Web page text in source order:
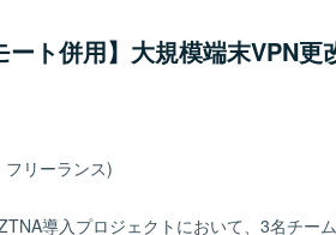
やID管理に関する知識とスキルを総合的
します。
ダーや関連部署など各ステークホルダーと
また、プロジェクトにおけるリーダー/サ
術的な専門性に加え、
の丁寧なコミュニケーションができる方
ードしながら、責任感を持ってプロジェ
め、社会的インパクトの大きいプロジェ
から設計・構築・移行まで一連の工程に携
く深く積むことができます。 【開発環境】
、GSS等）およびオンプレミスと各種クラ
ート併用】大規模端末VPN更
フリーランス)
導入プロジェクトにおいて、3名チー